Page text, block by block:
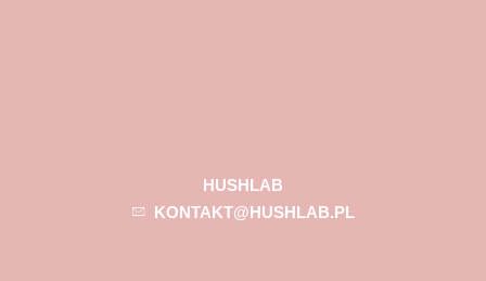
HUSHLAB
KONTAKT@HUSHLAB.PL